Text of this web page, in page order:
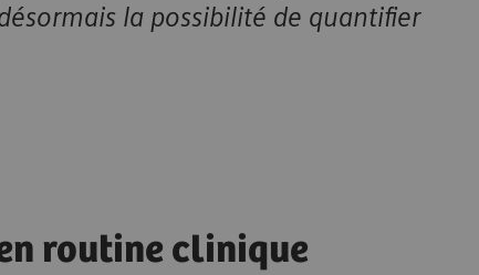
la possibilité de quantifier
routine clinique